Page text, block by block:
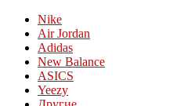
Nike
Air Jordan
Adidas
New Balance
ASICS
Yeezy